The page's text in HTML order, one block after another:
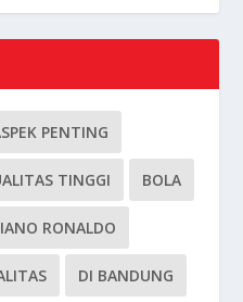
PENTING
TINGGI BOLA
RONALDO
DI BANDUNG